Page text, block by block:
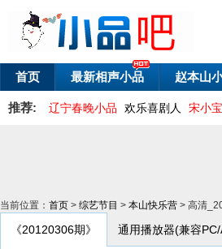
首页 最新相声小品 赵本山
推荐: 辽宁春晚小品 欢乐喜剧人 宋小宝
当前位置： 首页 > 综艺节目 > 本山快乐营 > 高清
《20120306期》 通用播放器(兼容